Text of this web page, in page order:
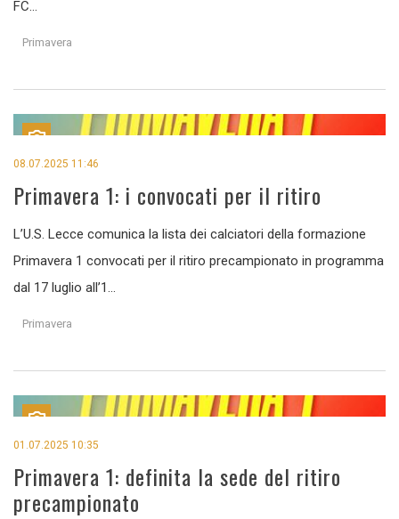
FC...
Primavera
08.07.2025 11:46
Primavera 1: i convocati per il ritiro
L’U.S. Lecce comunica la lista dei calciatori della formazione
Primavera 1 convocati per il ritiro precampionato in programma
dal 17 luglio all’1...
Primavera
01.07.2025 10:35
Primavera 1: definita la sede del ritiro
precampionato